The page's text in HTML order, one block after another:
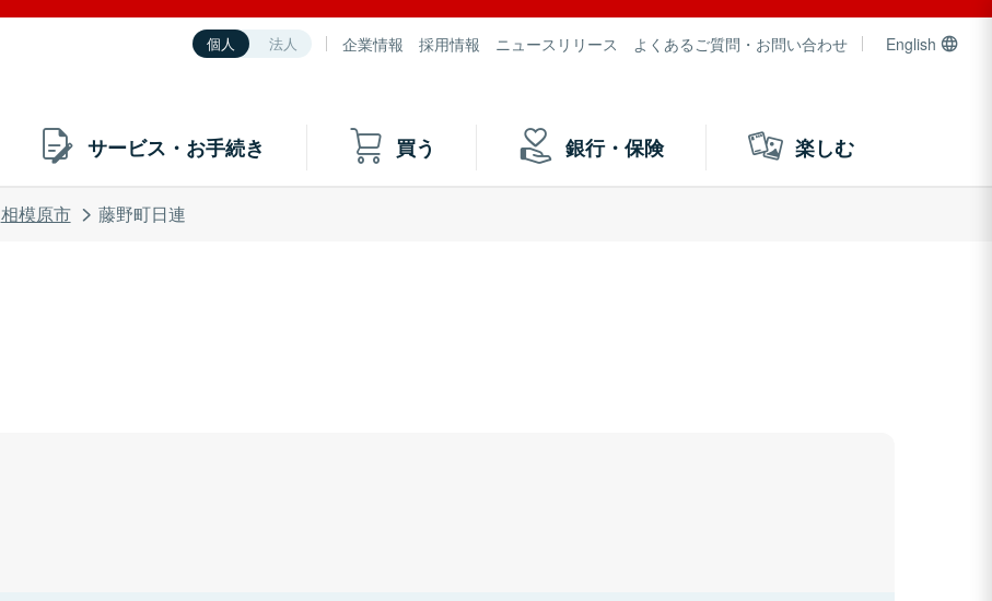
個人 法人 企業情報 採用情報 ニュースリリース よくあるご質問・お問い合わせ English
サービス・お手続き 買う 銀行・保険 楽しむ
相模原市 藤野町日連